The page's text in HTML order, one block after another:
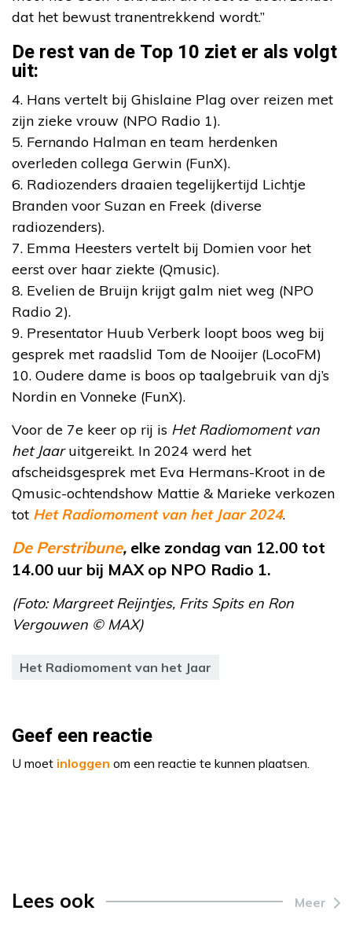
dat het bewust tranentrekkend wordt.”
De rest van de Top 10 ziet er als volgt
uit:
4. Hans vertelt bij Ghislaine Plag over reizen met
zijn zieke vrouw (NPO Radio 1).
5. Fernando Halman en team herdenken
overleden collega Gerwin (FunX).
6. Radiozenders draaien tegelijkertijd Lichtje
Branden voor Suzan en Freek (diverse
radiozenders).
7. Emma Heesters vertelt bij Domien voor het
eerst over haar ziekte (Qmusic).
8. Evelien de Bruijn krijgt galm niet weg (NPO
Radio 2).
9. Presentator Huub Verberk loopt boos weg bij
gesprek met raadslid Tom de Nooijer (LocoFM)
10. Oudere dame is boos op taalgebruik van dj’s
Nordin en Vonneke (FunX).
Voor de 7e keer op rij is Het Radiomoment van
het Jaaruitgereikt. In 2024 werd het
afscheidsgesprek met Eva Hermans-Kroot in de
Qmusic-ochtendshow Mattie & Marieke verkozen
tot Het Radiomoment van het Jaar 2024.
De Perstribune, elke zondag van 12.00 tot
14.00 uur bij MAX op NPO Radio 1.
(Foto: Margreet Reijntjes, Frits Spits en Ron
Vergouwen © MAX)
Het Radiomoment van het Jaar
Geef een reactie
U moet inloggen om een reactie te kunnen plaatsen.
Lees ook Meer